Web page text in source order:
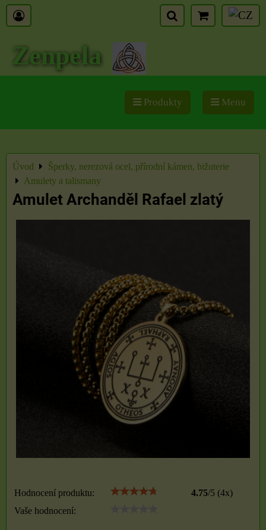
Zenpela
Produkty Menu
Úvod
Šperky, nerezová ocel, přírodní kámen, bižuterie
Amulety a talismany
Amulet Archanděl Rafael zlatý
Hodnocení produktu: 4.75/5 (4x)
Vaše hodnocení: